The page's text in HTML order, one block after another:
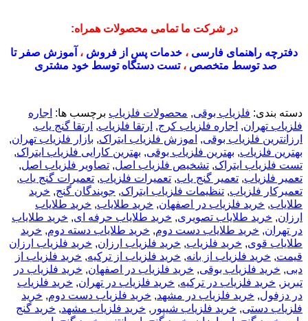
در شرکت ما تمامی محصولات همراه:
دفترچه راهنمای فارسی ، خدمات پس از فروش ، آموزش صفر تا
صد توسط متخصص ،تست دستگاه توسط خود مشتری
دسته بندی: فلزیاب بوقی, محصولات فلزیاب برچسب ها: اجاره
فلزیاب تهران, اجاره فلزیاب کرج, ارتقا فلزیاب, ارتقا گنج یاب,
ارزانترین فلزیاب بوقی, اموزش فلزیاب ایتراک, بازار فلزیاب تهران,
بهترین فلزیاب, بهترین فلزیاب بوقی, بهترین کارایی فلزیاب ایتراک,
تست فلزیاب ایتراک, تشخیص فلزیاب اصل, تصاویر فلزیاب اصل,
تعمیر فلزیاب, تعمیر گنج یاب, تعمیرات فلزیاب, تعمیرات گنج یاب,
تعمیرکار فلزیاب, تنظیمات فلزیاب ایتراک, جویندگان گنج, خريد
طلاياب, خريد فلزياب در اصفهان, خرید طلایاب, خرید طلایاب
ارزان, خرید طلایاب تصویری, خرید طلایاب حرفه ای, خرید طلایاب
در تهران, خرید طلایاب دست دوم, خرید طلایاب دسته دوم, خرید
طلایاب قوی, خرید فلزیاب, خرید فلزیاب ارزان, خرید فلزیاب ارزان
قیمت, خرید فلزیاب از بانه, خرید فلزیاب از ترکیه, خرید فلزیاب از
دبی, خرید فلزیاب بوقی, خرید فلزیاب در اصفهان, خرید فلزیاب در
تبریز , خرید فلزیاب در ترکیه, خرید فلزیاب در تهران, خرید فلزیاب
در دزفول, خرید فلزیاب در مشهد, خرید فلزیاب دست دوم, خرید
فلزیاب دستی, خرید فلزیاب شیپور , خرید فلزیاب مشهد, خرید گنج